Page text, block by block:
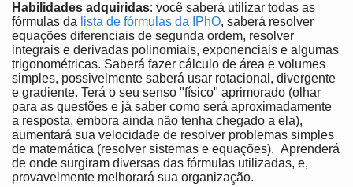
Habilidades adquiridas: você saberá utilizar todas as
fórmulas da lista de fórmulas da IPhO, saberá resolver
equações diferenciais de segunda ordem, resolver
integrais e derivadas polinomiais, exponenciais e algumas
trigonométricas. Saberá fazer cálculo de área e volumes
simples, possivelmente saberá usar rotacional, divergente
e gradiente. Terá o seu senso "físico" aprimorado (olhar
para as questões e já saber como será aproximadamente
a resposta, embora ainda não tenha chegado a ela),
aumentará sua velocidade de resolver problemas simples
de matemática (resolver sistemas e equações). Aprenderá
de onde surgiram diversas das fórmulas utilizadas, e,
provavelmente melhorará sua organização.